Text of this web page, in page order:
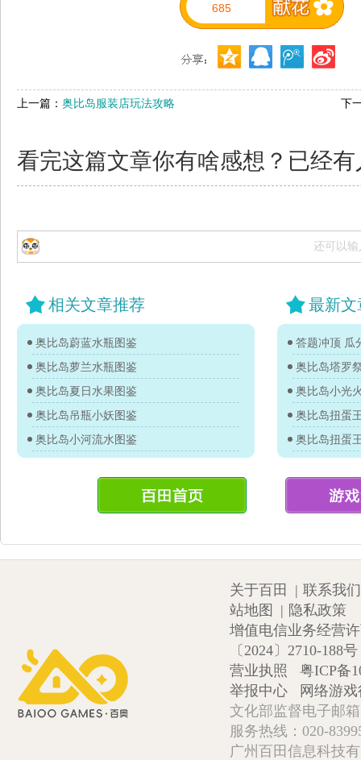
685
上一篇： 奥比岛服装店玩法攻略 下
看完这篇文章你有啥感想？已经有
还可以输
相关文章推荐
奥比岛蔚蓝水瓶图鉴
奥比岛萝兰水瓶图鉴
奥比岛夏日水果图鉴
奥比岛吊瓶小妖图鉴
奥比岛小河流水图鉴
最新文
答题冲顶 瓜
奥比岛塔罗
奥比岛小光
关于百田 | 联系我们
站地图
| 隐私政策
增值电信业务经营
〔2024〕2710-188号
营业执照
粤ICP备
举报中心
网络游
文化部监督电子邮
服务热线：020-
广州百田信息科技